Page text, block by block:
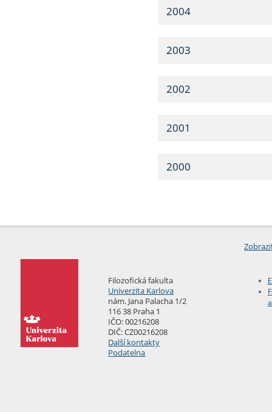
2004
2003
2002
2001
2000
Filozofická fakulta
Univerzita Karlova
nám. Jana Palacha 1/2
116 38 Praha 1
IČO: 00216208
DIČ: CZ00216208
Další kontakty
Podatelna